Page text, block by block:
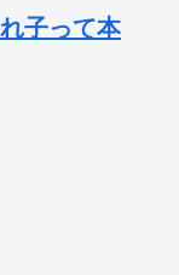
子って本